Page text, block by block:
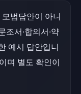
범답안이 아니
조서·합의서·약
예시 답안입니
며 별도 확인이